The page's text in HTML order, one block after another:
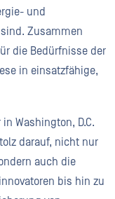
und
Zusammen
die Bedürfnisse der
in einsatzfähige,
Washington, D.C.
darauf, nicht nur
auch die
bis hin zu